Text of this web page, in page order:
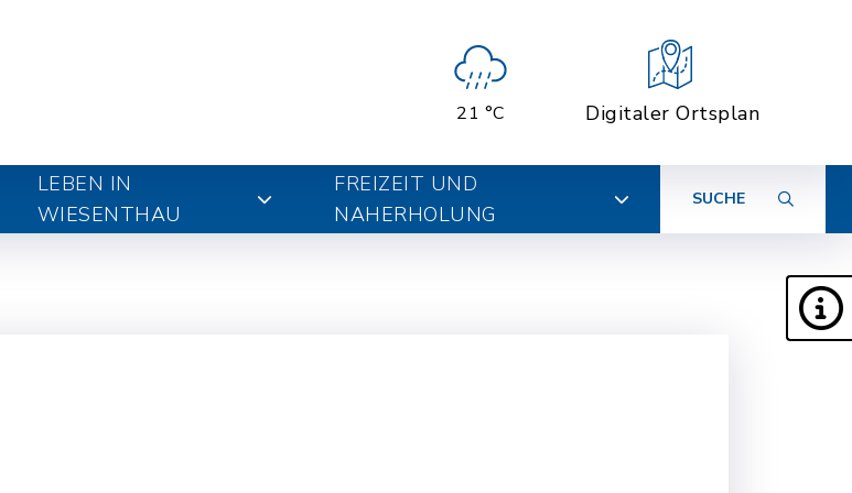
21 °C Digitaler Ortsplan
LEBEN IN
WIESENTHAU
FREIZEIT UND
NAHERHOLUNG
SUCHE